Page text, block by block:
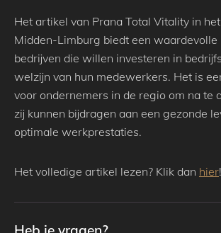
Het artikel van Prana Total Vitality in
Midden-Limburg biedt een
bedrijven die willen investeren in
welzijn van hun medewerkers. Het is
voor ondernemers in de regio om na te
zij kunnen bijdragen aan een gezonde
optimale werkprestaties.
Het volledige artikel lezen? Klik dan hier!